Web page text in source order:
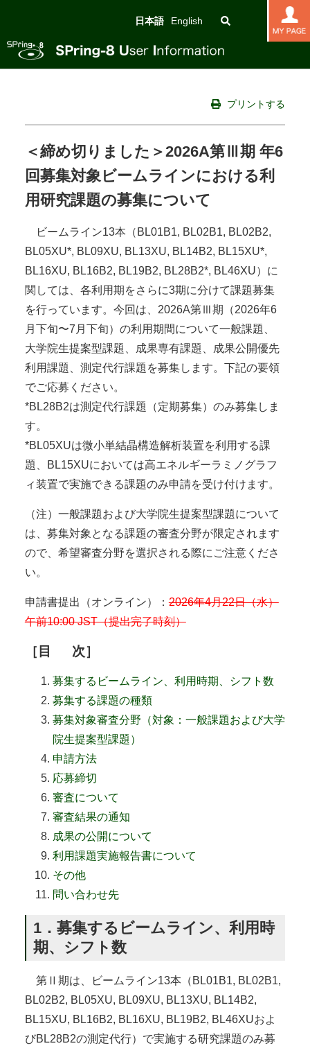
日本語 English
プリントする
＜締め切りました＞2026A第Ⅲ期 年6
回募集対象ビームラインにおける利
用研究課題の募集について
ビームライン13本（BL01B1, BL02B1, BL02B2,
BL05XU*, BL09XU, BL13XU, BL14B2, BL15XU*,
BL16XU, BL16B2, BL19B2, BL28B2*, BL46XU）に
関しては、各利用期をさらに3期に分けて課題募集
を行っています。今回は、2026A第Ⅲ期（2026年6
月下旬〜7月下旬）の利用期間について一般課題、
大学院生提案型課題、成果専有課題、成果公開優先
利用課題、測定代行課題を募集します。下記の要領
でご応募ください。
*BL28B2は測定代行課題（定期募集）のみ募集しま
す。
*BL05XUは微小単結晶構造解析装置を利用する課
題、BL15XUにおいては高エネルギーラミノグラフ
ィ装置で実施できる課題のみ申請を受け付けます。
（注）一般課題および大学院生提案型課題について
は、募集対象となる課題の審査分野が限定されます
ので、希望審査分野を選択される際にご注意くださ
い。
申請書提出（オンライン）：2026年4月22日（水）
午前10:00 JST（提出完了時刻）
［ 目 次］
募集するビームライン、利用時期、シフト数
募集する課題の種類
募集対象審査分野（対象：一般課題および大学
院生提案型課題）
申請方法
応募締切
審査について
審査結果の通知
成果の公開について
利用課題実施報告書について
その他
問い合わせ先
1．募集するビームライン、利用時
期、シフト数
第Ⅱ期は、ビームライン13本（BL01B1, BL02B1,
BL02B2, BL05XU, BL09XU, BL13XU, BL14B2,
BL15XU, BL16B2, BL16XU, BL19B2, BL46XUおよ
びBL28B2の測定代行）で実施する研究課題のみ募